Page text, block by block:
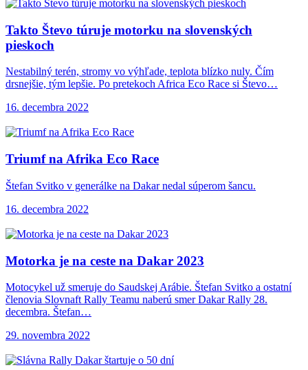
Takto Števo túruje motorku na slovenských
pieskoch
Nestabilný terén, stromy vo výhľade, teplota blízko nuly. Čím
drsnejšie, tým lepšie. Po pretekoch Africa Eco Race si Števo…
16. decembra 2022
Triumf na Afrika Eco Race
Štefan Svitko v generálke na Dakar nedal súperom šancu.
16. decembra 2022
Motorka je na ceste na Dakar 2023
Motocykel už smeruje do Saudskej Arábie. Štefan Svitko a ostatní
členovia Slovnaft Rally Teamu naberú smer Dakar Rally 28.
decembra. Štefan…
29. novembra 2022